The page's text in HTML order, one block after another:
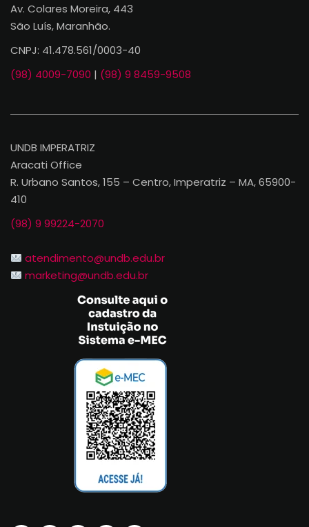
Av. Colares Moreira, 443
São Luís, Maranhão.
CNPJ: 41.478.561/0003-40
(98) 4009-7090 | (98) 9 8459-9508
UNDB IMPERATRIZ
Aracati Office
R. Urbano Santos, 155 – Centro, Imperatriz – MA, 65900-
410
(98) 9 99224-2070
atendimento@undb.edu.br
marketing@undb.edu.br